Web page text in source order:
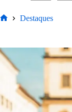
Destaques